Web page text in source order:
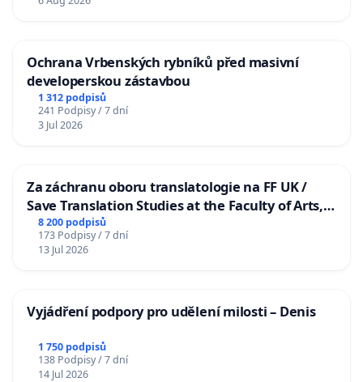
Ochrana Vrbenských rybníků před masivní
developerskou zástavbou
1 312 podpisů
241 Podpisy / 7 dní
3 Jul 2026
Za záchranu oboru translatologie na FF UK /
Save Translation Studies at the Faculty of Arts,
Charles University
8 200 podpisů
173 Podpisy / 7 dní
13 Jul 2026
Vyjádření podpory pro udělení milosti – Denis
1 750 podpisů
138 Podpisy / 7 dní
14 Jul 2026